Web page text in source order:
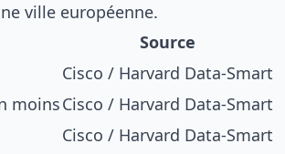
ville européenne.
Source
Cisco / Harvard Data-Smart
moinsCisco / Harvard Data-Smart
Cisco / Harvard Data-Smart